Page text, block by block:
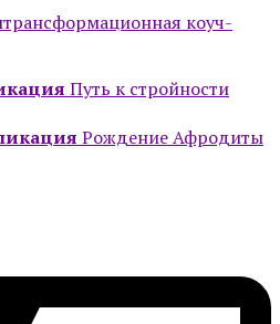
трансформационная коуч-
Путь к стройности
Рождение Афродиты